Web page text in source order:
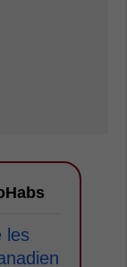
les